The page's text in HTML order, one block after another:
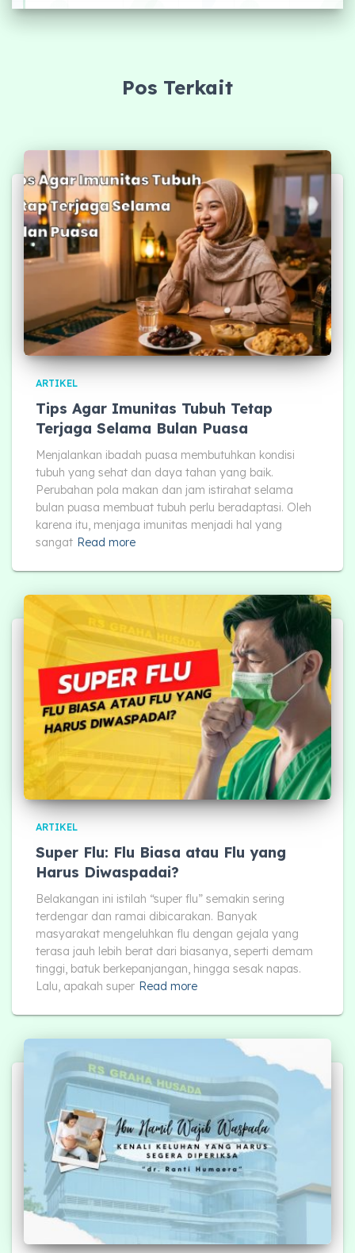
Pos Terkait
ARTIKEL
Tips Agar Imunitas Tubuh Tetap
Terjaga Selama Bulan Puasa
Menjalankan ibadah puasa membutuhkan kondisi
tubuh yang sehat dan daya tahan yang baik.
Perubahan pola makan dan jam istirahat selama
bulan puasa membuat tubuh perlu beradaptasi. Oleh
karena itu, menjaga imunitas menjadi hal yang
sangat Read more
ARTIKEL
Super Flu: Flu Biasa atau Flu yang
Harus Diwaspadai?
Belakangan ini istilah “super flu” semakin sering
terdengar dan ramai dibicarakan. Banyak
masyarakat mengeluhkan flu dengan gejala yang
terasa jauh lebih berat dari biasanya, seperti demam
tinggi, batuk berkepanjangan, hingga sesak napas.
Lalu, apakah super Read more